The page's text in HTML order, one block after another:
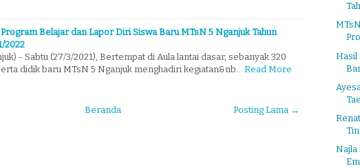
Belajar dan Lapor Diri Siswa Baru MTsN 5 Nganjuk Tahun
2022
- Sabtu (27/3/2021), Bertempat di Aula lantai dasar, sebanyak 320
didik baru MTsN 5 Nganjuk menghadiri kegiatan&nb… Read More
Posting Lama →
Beranda
Hasil
Najla